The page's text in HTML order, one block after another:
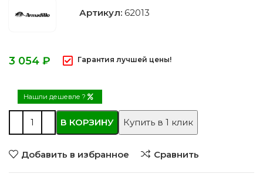
Артикул: 62013
₽ Гарантия лучшей цены!
Нашли дешевле ?
В КОРЗИНУ Купить в 1 клик
Добавить в избранное Сравнить